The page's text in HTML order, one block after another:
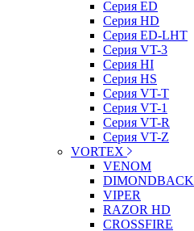
Серия ED
Серия HD
Серия ED-LHT
Серия VT-3
Серия HI
Серия HS
Серия VT-T
Серия VT-1
Серия VT-R
Серия VT-Z
VORTEX
VENOM
DIMONDBACK
VIPER
RAZOR HD
CROSSFIRE